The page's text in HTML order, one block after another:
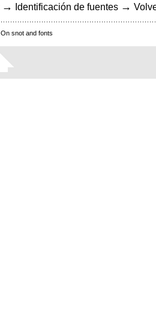
→ Identificación de fuentes →
On snot and fonts